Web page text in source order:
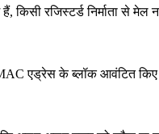
रजिस्टर्ड निर्माता से मेल
एड्रेस के ब्लॉक आवंटित